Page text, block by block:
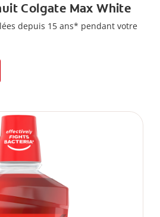
Colgate Max White
depuis 15 ans* pendant votre